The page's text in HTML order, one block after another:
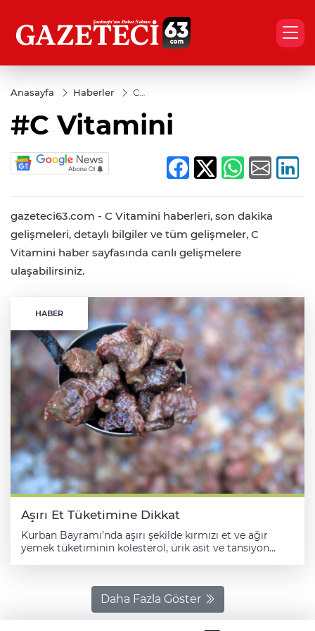
Anasayfa Haberler
C
#C Vitamini
gazeteci63.com - C Vitamini haberleri, son dakika
gelişmeleri, detaylı bilgiler ve tüm gelişmeler, C
Vitamini haber sayfasında canlı gelişmelere
ulaşabilirsiniz.
HABER
Aşırı Et Tüketimine Dikkat
Kurban Bayramı’nda aşırı şekilde kırmızı et ve ağır
yemek tüketiminin kolesterol, ürik asit ve tansiyon
açabileceği bildirildi. Kanuni Sultan Süleyman Eğitim
ve Araştırma Hastanesi İç Hastalıkları Kliniği'nden Prof.
Dr. Murat Akarsu, AA muhabirine, bayram döneminde
metabolik dengeyi korumanın temel kuralının porsiyon
Daha Fazla Göster